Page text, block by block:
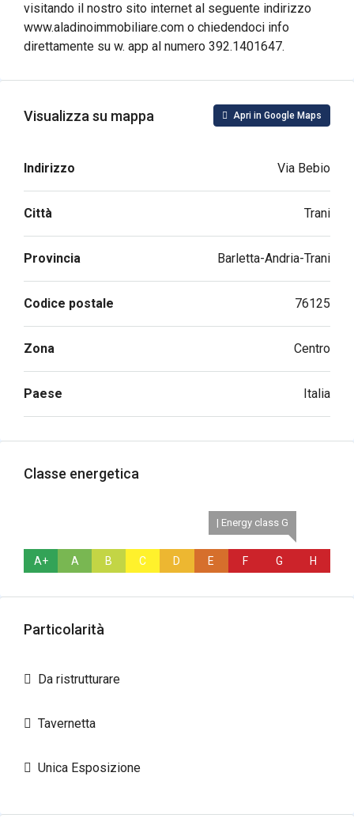
visitando il nostro sito internet al seguente indirizzo
www.aladinoimmobiliare.com o chiedendoci info
direttamente su w. app al numero 392.1401647.
Visualizza su mappa Apri in Google Maps
Indirizzo Via Bebio
Città Trani
Provincia Barletta-Andria-Trani
Codice postale 76125
Zona Centro
Paese Italia
Classe energetica
A+ A B C D E F
| Energy class G
G H
Particolarità
Da ristrutturare
Tavernetta
Unica Esposizione